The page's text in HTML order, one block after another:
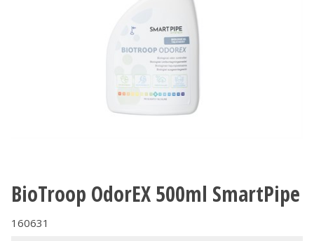
BioTroop OdorEX 500ml SmartPipe
160631